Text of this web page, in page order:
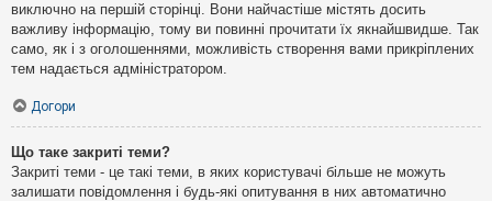
виключно на першій сторінці. Вони найчастіше містять досить
важливу інформацію, тому ви повинні прочитати їх якнайшвидше. Так
само, як і з оголошеннями, можливість створення вами прикріплених
тем надається адміністратором.
Догори
Що таке закриті теми?
Закриті теми - це такі теми, в яких користувачі більше не можуть
залишати повідомлення і будь-які опитування в них автоматично